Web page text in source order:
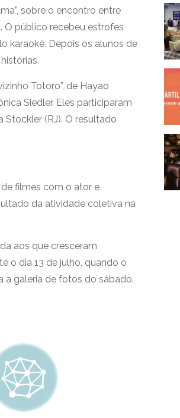
sobre o encontro entre
O público recebeu estrofes
karaokê. Depois os alunos de
Totoro”, de Hayao
Siedler. Eles participaram
(RJ). O resultado
filmes com o ator e
da atividade coletiva na
aos que cresceram
o dia 13 de julho, quando o
a galeria de fotos do sábado.